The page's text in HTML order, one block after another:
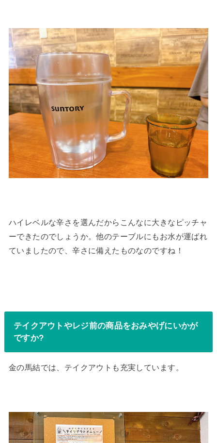
ハイレベルな辛さを選んだからこんなに大きなピッチャ
ーできたのでしょうか。他のテーブルにもお水が運ばれ
ていましたので、辛さに備えたものなのですね！
テイクアウトやレジ前の商品をおみやげにいかが
ですか?
金の馬結では、テイクアウトも充実しています。